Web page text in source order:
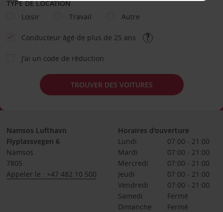
TYPE DE LOCATION
Loisir
Travail Autre
Conducteur âgé de plus de 25 ans
J’ai un code de réduction
TROUVER DES VOITURES
Namsos Lufthavn
Flyplassvegen 6
Namsos
7805
Appeler le : +47 482 10 500
Horaires d'ouverture
Lundi
07:00 - 21:00
Mardi
07:00 - 21:00
Mercredi
07:00 - 21:00
Jeudi
07:00 - 21:00
Vendredi
07:00 - 21:00
Samedi
Fermé
Dimanche
Fermé